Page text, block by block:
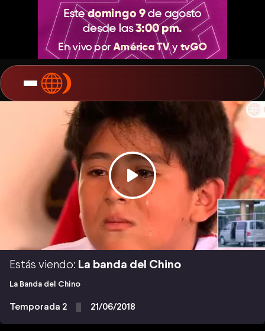
Estás viendo: La banda del Chino
La Banda del Chino
Temporada 2 21/06/2018